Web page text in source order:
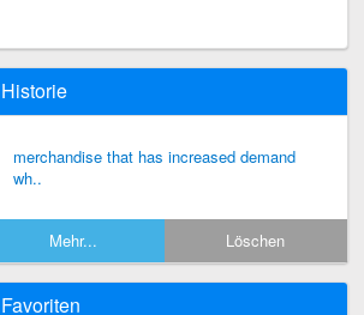
Historie
merchandise that has increased demand
wh..
Mehr... Löschen
Favoriten